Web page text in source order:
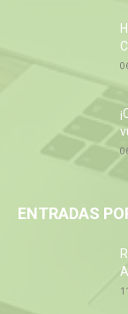
ENTRADAS